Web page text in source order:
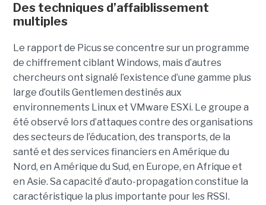
Des techniques d’affaiblissement
multiples
Le rapport de Picus se concentre sur un programme
de chiffrement ciblant Windows, mais d’autres
chercheurs ont signalé l’existence d’une gamme plus
large d’outils Gentlemen destinés aux
environnements Linux et VMware ESXi. Le groupe a
été observé lors d’attaques contre des organisations
des secteurs de l’éducation, des transports, de la
santé et des services financiers en Amérique du
Nord, en Amérique du Sud, en Europe, en Afrique et
en Asie. Sa capacité d’auto-propagation constitue la
caractéristique la plus importante pour les RSSI.